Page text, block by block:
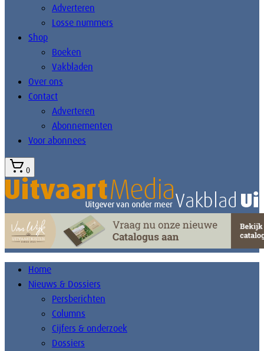
Adverteren
Losse nummers
Shop
Boeken
Vakbladen
Over ons
Contact
Adverteren
Abonnementen
Voor abonnees
0
Home
Nieuws & Dossiers
Persberichten
Columns
Cijfers & onderzoek
Dossiers